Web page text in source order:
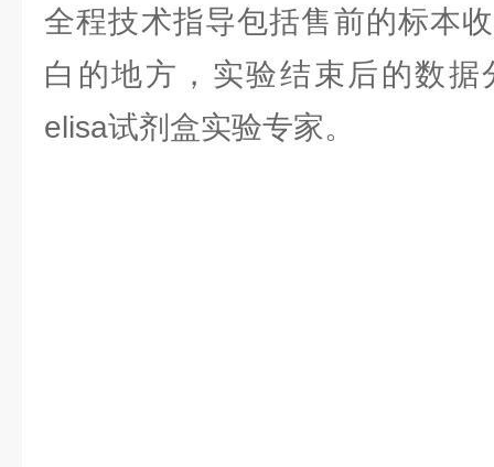
全程技术指导包括售前的标本
白的地方，实验结束后的数
elisa试剂盒实验专家。